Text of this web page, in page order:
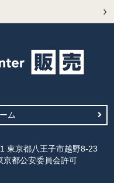
ム
東京都八王子市越野8-23
京都公安委員会許可